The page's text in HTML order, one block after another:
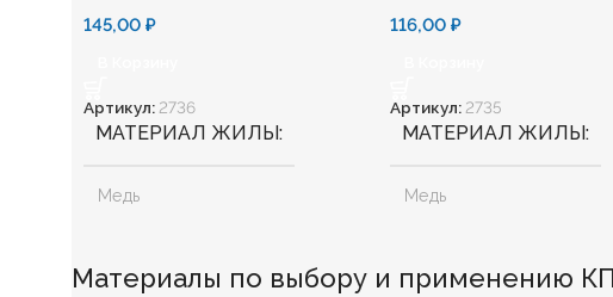
145,00 ₽
Артикул: 2736
МАТЕРИАЛ ЖИЛЫ
Медь
116,00 ₽
Артикул: 2735
МАТЕРИАЛ ЖИЛЫ
Медь
Материалы по выбору и применению